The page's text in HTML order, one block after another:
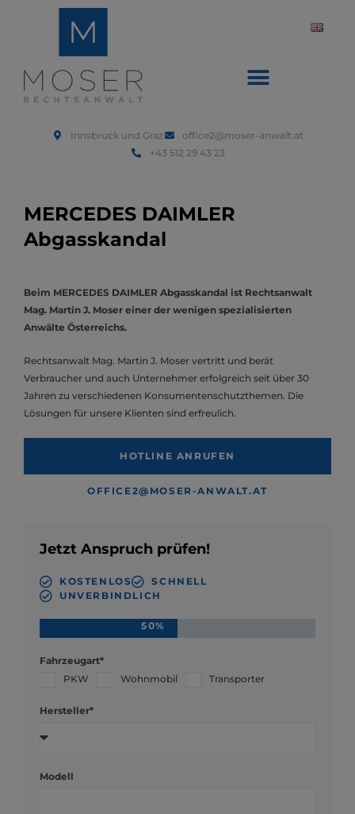
Innsbruck und Graz
office2@moser-anwalt.at
+43 512 29 43 23
MERCEDES DAIMLER
Abgasskandal
Beim MERCEDES DAIMLER Abgasskandal ist Rechtsanwalt
Mag. Martin J. Moser einer der wenigen spezialisierten
Anwälte Österreichs.
Rechtsanwalt Mag. Martin J. Moser vertritt und berät
Verbraucher und auch Unternehmer erfolgreich seit über 30
Jahren zu verschiedenen Konsumentenschutzthemen. Die
Lösungen für unsere Klienten sind erfreulich.
HOTLINE ANRUFEN
OFFICE2@MOSER-ANWALT.AT
Jetzt Anspruch prüfen!
KOSTENLOS
SCHNELL
UNVERBINDLICH
50%
Fahrzeugart*
PKW
Wohnmobil Transporter
Hersteller*
Modell